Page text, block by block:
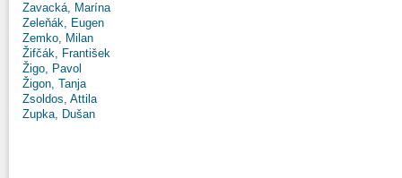
Zavacká, Marína
Zeleňák, Eugen
Zemko, Milan
Žifčák, František
Žigo, Pavol
Žigon, Tanja
Zsoldos, Attila
Zupka, Dušan